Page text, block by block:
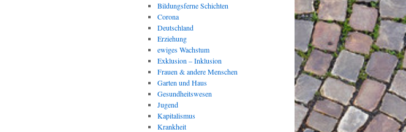
Bildungsferne Schichten
Corona
Deutschland
Erziehung
ewiges Wachstum
Exklusion – Inklusion
Frauen & andere Menschen
Garten und Haus
Gesundheitswesen
Jugend
Kapitalismus
Krankheit